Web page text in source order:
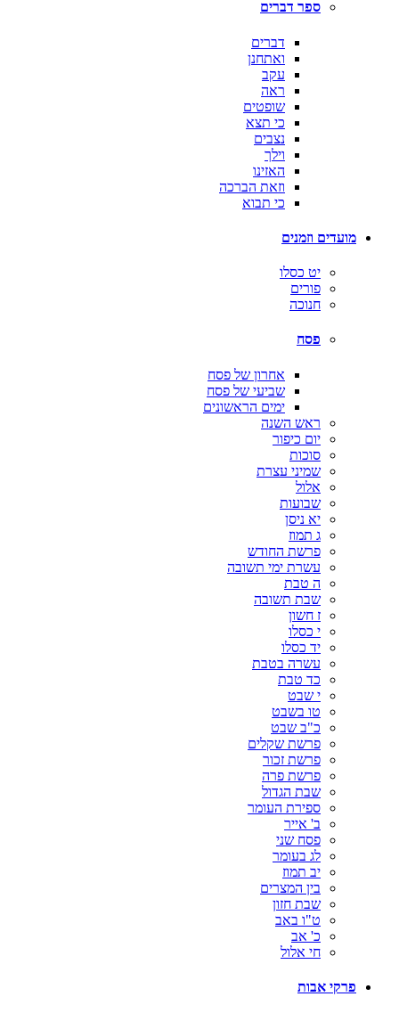
ספר דברים
דברים
ואתחנן
עקב
ראה
שופטים
כי תצא
נצבים
וילך
האזינו
וזאת הברכה
כי תבוא
מועדים וזמנים
יט כסלו
פורים
חנוכה
פסח
אחרון של פסח
שביעי של פסח
ימים הראשונים
ראש השנה
יום כיפור
סוכות
שמיני עצרת
אלול
שבועות
יא ניסן
ג תמוז
פרשת החודש
עשרת ימי תשובה
ה טבת
שבת תשובה
ז חשון
י כסלו
יד כסלו
עשרה בטבת
כד טבת
י שבט
טו בשבט
כ"ב שבט
פרשת שקלים
פרשת זכור
פרשת פרה
שבת הגדול
ספירת העומר
ב' אייר
פסח שני
לג בעומר
יב תמוז
בין המצרים
שבת חזון
ט"ו באב
כ' אב
חי אלול
פרקי אבות